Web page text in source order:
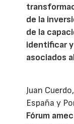
de la
de la
identificar
asociados
Juan
España y
Fórum